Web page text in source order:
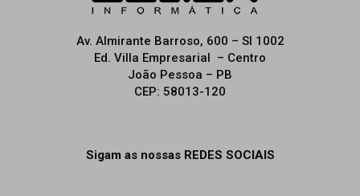
Av. Almirante Barroso, 600 – Sl 1002
Ed. Villa Empresarial – Centro
João Pessoa – PB
CEP: 58013-120
Sigam as nossas REDES SOCIAIS